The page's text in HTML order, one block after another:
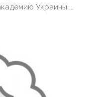
Украины ...